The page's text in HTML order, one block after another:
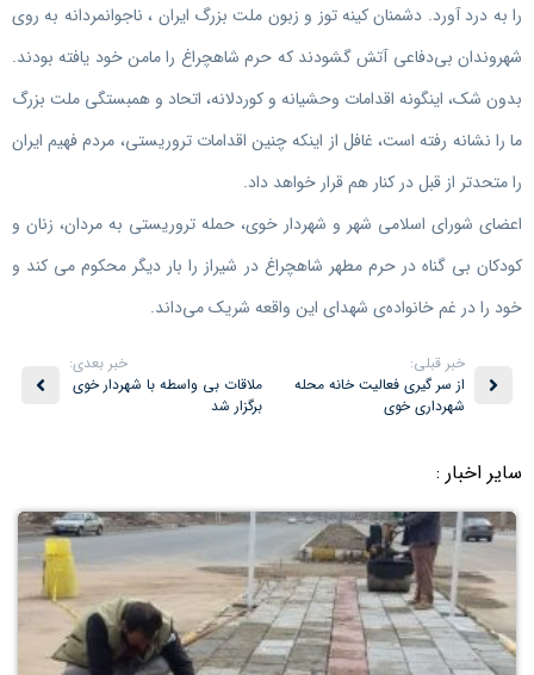
را به درد آورد. دشمنان کینه توز و زبون ملت بزرگ ایران ، ناجوانمردانه به روی
شهروندان بی‌دفاعی آتش گشودند که حرم شاهچراغ را مامن خود یافته بودند.
بدون شک، اینگونه اقدامات وحشیانه و کوردلانه، اتحاد و همبستگی ملت بزرگ
ما را نشانه رفته است، غافل از اینکه چنین اقدامات تروریستی، مردم فهیم ایران
را متحدتر از قبل در کنار هم قرار خواهد داد.
اعضای شورای اسلامی شهر و شهردار خوی، حمله تروریستی به مردان، زنان و
کودکان بی گناه در حرم مطهر شاهچراغ در شیراز را بار دیگر محکوم می کند و
خود را در غم خانواده‌ی شهدای این واقعه شریک می‌داند.
خبر قبلی:
از سر گیری فعالیت خانه محله
شهرداری خوی
خبر بعدی:
ملاقات بی واسطه با شهردار خوی
برگزار شد
سایر اخبار :